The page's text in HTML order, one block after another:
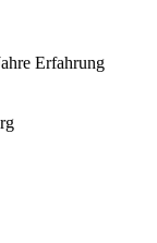
Erfahrung